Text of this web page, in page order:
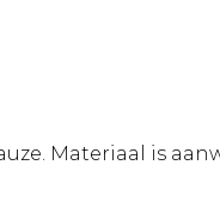
Materiaal is